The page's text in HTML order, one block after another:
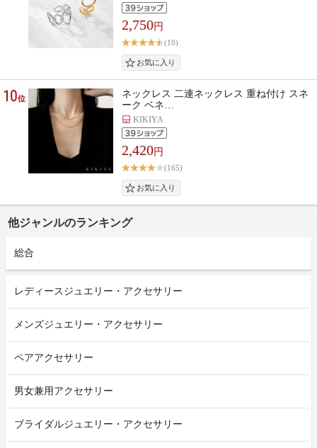
2,750円
(10)
10位
ネックレス 二連ネックレス 重ね付け スネ
ーク ベネ…
KIKIYA
2,420円
(165)
他ジャンルのランキング
総合
レディースジュエリー・アクセサリー
メンズジュエリー・アクセサリー
ペアアクセサリー
男女兼用アクセサリー
ブライダルジュエリー・アクセサリー